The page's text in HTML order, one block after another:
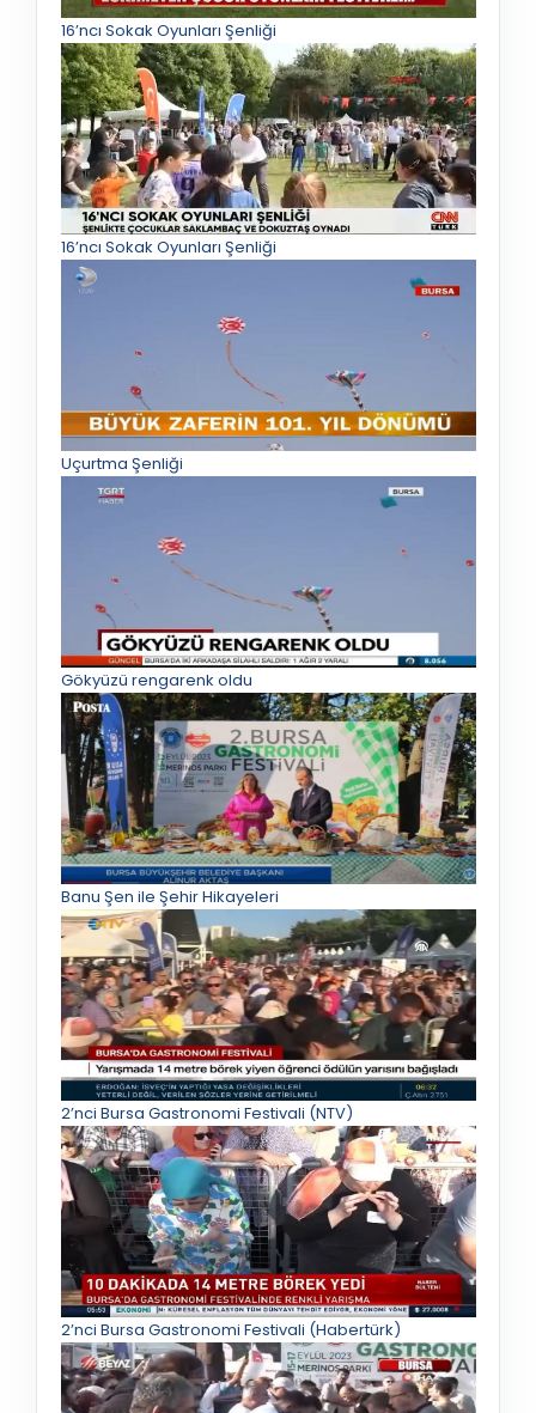
16’ncı Sokak Oyunları Şenliği
16’ncı Sokak Oyunları Şenliği
Uçurtma Şenliği
Gökyüzü rengarenk oldu
Banu Şen ile Şehir Hikayeleri
2’nci Bursa Gastronomi Festivali (NTV)
2’nci Bursa Gastronomi Festivali (Habertürk)